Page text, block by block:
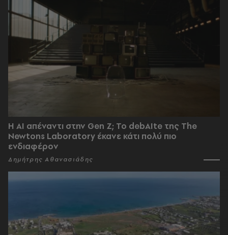
Η AI απέναντι στην Gen Z; Το debAIte της The
Newtons Laboratory έκανε κάτι πολύ πιο
ενδιαφέρον
Δημήτρης Αθανασιάδης